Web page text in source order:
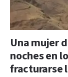
Una mujer
noches en
fracturarse